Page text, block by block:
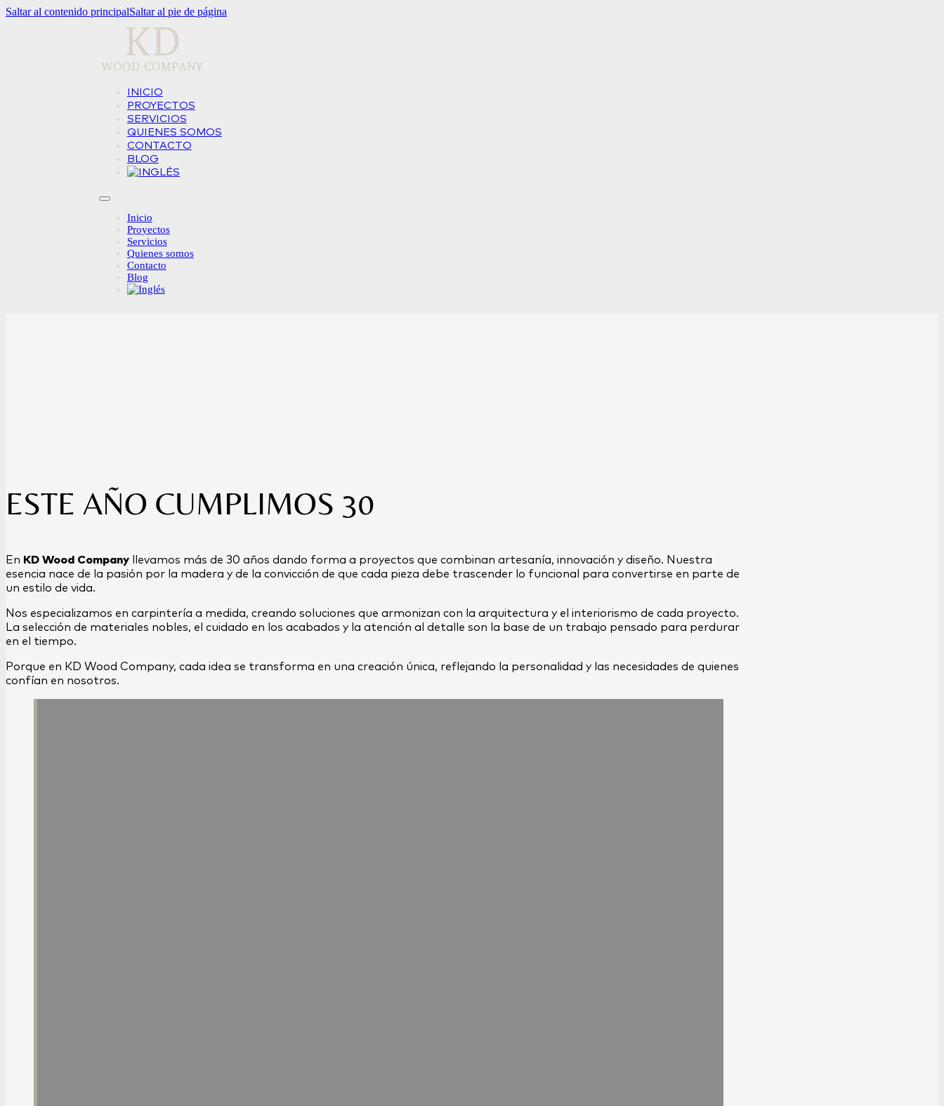
Saltar al contenido principalSaltar al pie de página
INICIO
PROYECTOS
SERVICIOS
QUIENES SOMOS
CONTACTO
BLOG
Inicio
Proyectos
Servicios
Quienes somos
Contacto
Blog
ESTE AÑO CUMPLIMOS 30
En KD Wood Company llevamos más de 30 años dando forma a proyectos que combinan artesanía, innovación y diseño. Nuestra
esencia nace de la pasión por la madera y de la convicción de que cada pieza debe trascender lo funcional para convertirse en parte de
un estilo de vida.
Nos especializamos en carpintería a medida, creando soluciones que armonizan con la arquitectura y el interiorismo de cada proyecto.
La selección de materiales nobles, el cuidado en los acabados y la atención al detalle son la base de un trabajo pensado para perdurar
en el tiempo.
Porque en KD Wood Company, cada idea se transforma en una creación única, reflejando la personalidad y las necesidades de quienes
confían en nosotros.